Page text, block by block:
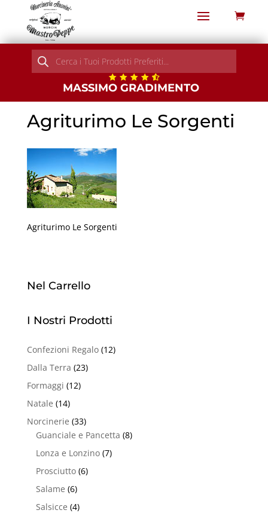
Products
search
MASSIMO GRADIMENTO
Agriturimo Le Sorgenti
Agriturimo Le Sorgenti
Nel Carrello
I Nostri Prodotti
Confezioni Regalo (12)
Dalla Terra (23)
Formaggi (12)
Natale (14)
Norcinerie (33)
Guanciale e Pancetta (8)
Lonza e Lonzino (7)
Prosciutto (6)
Salame (6)
Salsicce (4)